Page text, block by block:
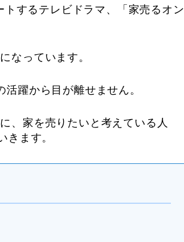
するテレビドラマ、「家売るオン
なっています。
躍から目が離せません。
、家を売りたいと考えている人
きます。